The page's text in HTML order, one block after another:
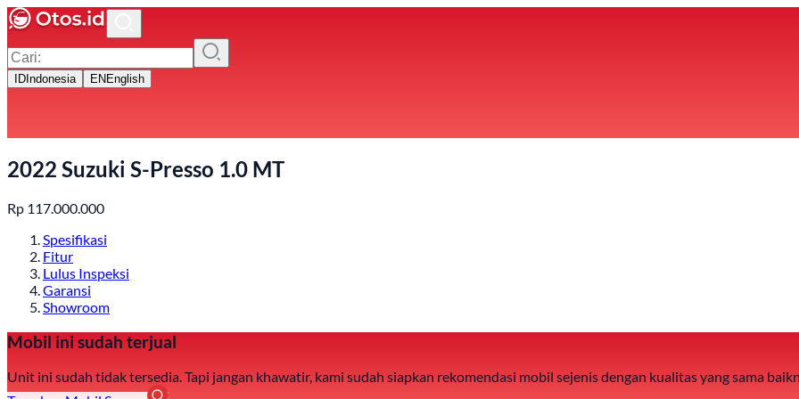
ID Indonesia EN English
2022 Suzuki S-Presso 1.0 MT
Rp 117.000.000
Spesifikasi
Fitur
Lulus Inspeksi
Garansi
Showroom
Mobil ini sudah terjual
Unit ini sudah tidak tersedia. Tapi jangan khawatir, kami sudah siapkan rekomendasi mobil sejenis dengan kualitas yang sama